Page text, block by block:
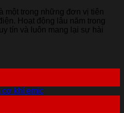
một trong những đơn vị tiên
Hoạt động lâu năm trong
tín và luôn mang lại sự hài
cơ khí emic